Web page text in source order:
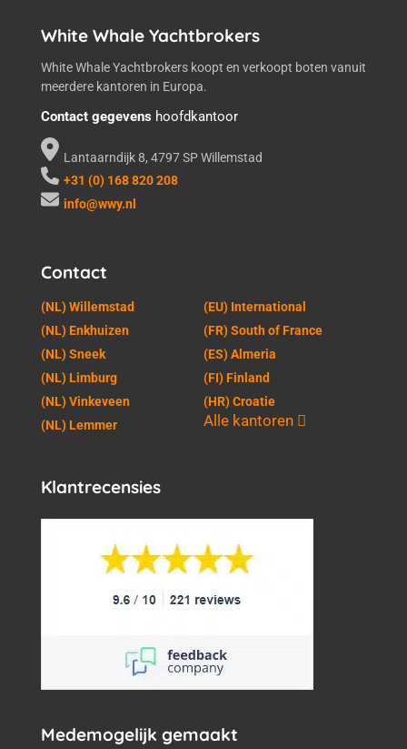
White Whale Yachtbrokers
White Whale Yachtbrokers koopt en verkoopt boten vanuit
meerdere kantoren in Europa.
Contact gegevens hoofdkantoor
Lantaarndijk 8, 4797 SP Willemstad
+31 (0) 168 820 208
info@wwy.nl
Contact
(NL) Willemstad
(NL) Enkhuizen
(NL) Sneek
(NL) Limburg
(NL) Vinkeveen
(NL) Lemmer
(EU) International
(FR) South of France
(ES) Almeria
(FI) Finland
(HR) Croatie
Alle kantoren
Klantrecensies
Medemogelijk gemaakt